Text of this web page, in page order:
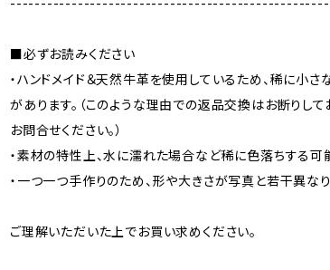
■必ずお読みください
・ハンドメイド＆天然牛革を使用しているため、稀に小
があります。（このような理由での返品交換はお断りし
お問合せください。）
・素材の特性上、水に濡れた場合など稀に色落ちする可
・一つ一つ手作りのため、形や大きさが写真と若干異な
ご理解いただいた上でお買い求めください。